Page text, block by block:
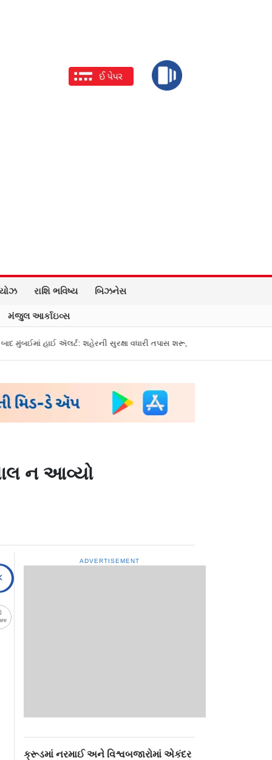
રાશિ ભવિષ્ય બિઝનેસ
મંજુલ આર્કાઇવ્સ
શહેરની સુરક્ષા વધારી તપાસ શરૂ, જુઓ તસવીરો એક પર હુમલો, બધા પર
ન આવ્યો
ADVERTISEMENT
ક્રૂડમાં નરમાઈ અને વિશ્વબજારોમાં એકંદર